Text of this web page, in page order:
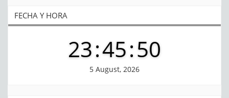
FECHA Y HORA
23:45:50
5 August, 2026